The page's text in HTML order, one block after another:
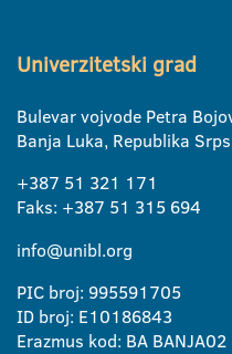
Univerzitetski grad
Bulevar vojvode Petra
Banja Luka, Republika
+387 51 321 171
Faks: +387 51 315 694
info@unibl.org
PIC broj: 995591705
ID broj: E10186843
Erazmus kod: BA BANJA02